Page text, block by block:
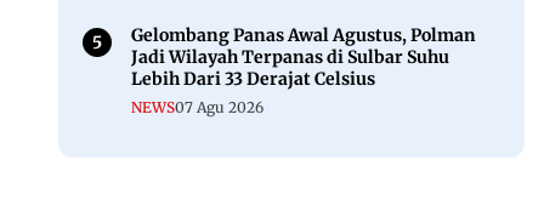
Gelombang Panas Awal Agustus, Polman
Jadi Wilayah Terpanas di Sulbar Suhu
Lebih Dari 33 Derajat Celsius
NEWS07 Agu 2026